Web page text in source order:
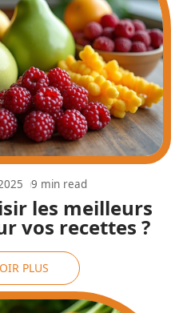
les meilleurs
vos recettes ?
9 min read
PLUS